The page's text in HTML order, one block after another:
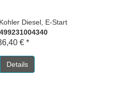
Diesel, E-Start
€ *
Details